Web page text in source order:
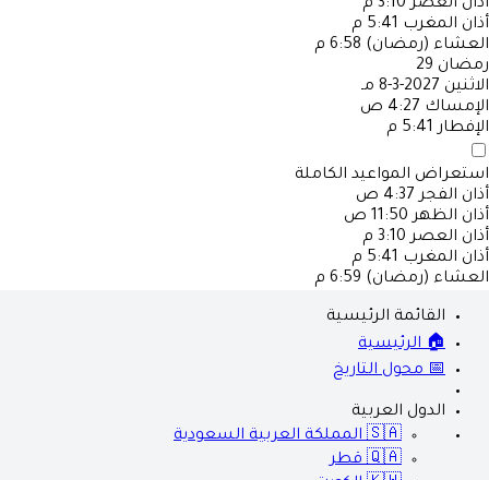
أذان العصر 3:10 م
أذان المغرب 5:41 م
العشاء (رمضان) 6:58 م
رمضان 29
الاثنين 2027-3-8 مـ
الإمساك 4:27 ص
الإفطار 5:41 م
استعراض المواعيد الكاملة
أذان الفجر 4:37 ص
أذان الظهر 11:50 ص
أذان العصر 3:10 م
أذان المغرب 5:41 م
العشاء (رمضان) 6:59 م
القائمة الرئيسية
🏠 الرئيسية
📅 محول التاريخ
الدول العربية
🇸🇦 المملكة العربية السعودية
🇶🇦 قطر